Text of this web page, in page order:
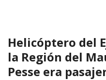
Helicóptero del
la Región del
Pesse era